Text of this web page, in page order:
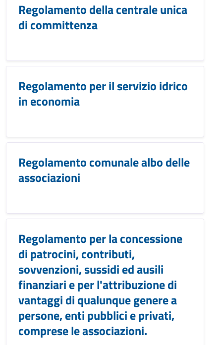
Regolamento della centrale unica
di committenza
Regolamento per il servizio idrico
in economia
Regolamento comunale albo delle
associazioni
Regolamento per la concessione
di patrocini, contributi,
sovvenzioni, sussidi ed ausili
finanziari e per l'attribuzione di
vantaggi di qualunque genere a
persone, enti pubblici e privati,
comprese le associazioni.